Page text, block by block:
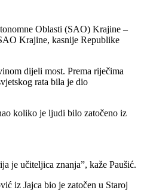
Oblasti (SAO) Krajine –
Krajine, kasnije Republike
dijeli most. Prema riječima
rata bila je dio
koliko je ljudi bilo zatočeno iz
je učiteljica znanja”, kaže Paušić.
iz Jajca bio je zatočen u Staroj